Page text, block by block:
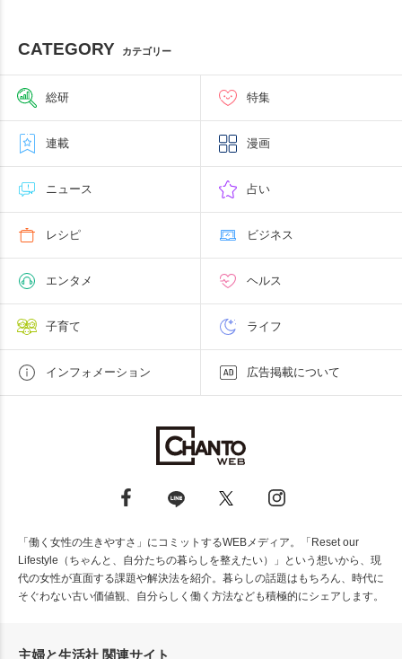
CATEGORY カテゴリー
総研 特集
連載 漫画
ニュース 占い
レシピ ビジネス
エンタメ ヘルス
子育て ライフ
インフォメーション 広告掲載について
「働く女性の生きやすさ」にコミットするWEBメディア。「Reset our
Lifestyle（ちゃんと、自分たちの暮らしを整えたい）」という想いから、現
代の女性が直面する課題や解決法を紹介。暮らしの話題はもちろん、時代に
そぐわない古い価値観、自分らしく働く方法なども積極的にシェアします。
主婦と生活社 関連サイト